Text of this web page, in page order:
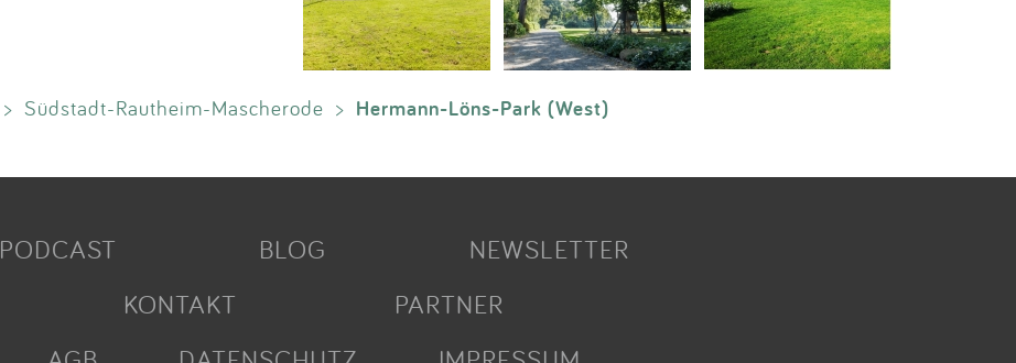
> Südstadt-Rautheim-Mascherode > Hermann-Löns-Park (West)
PODCAST BLOG
NEWSLETTER
KONTAKT
PARTNER